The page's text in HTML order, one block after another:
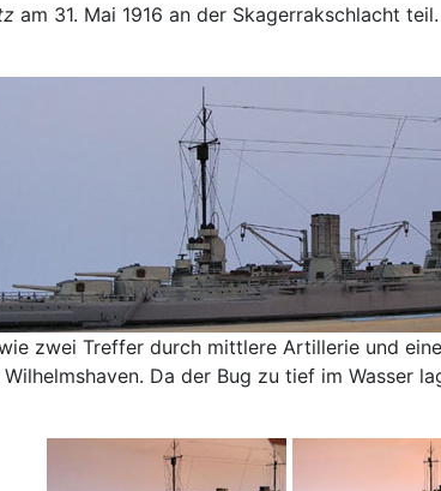
am 31. Mai 1916 an der Skagerrakschlacht
zwei Treffer durch mittlere Artillerie und
Da der Bug zu tief im Wasser